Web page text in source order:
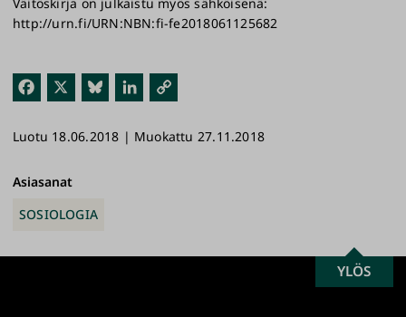
Fac
ok
Blu
y
Link
n
link
http://urn.fi/URN:NBN:fi-fe2018061125682
Luotu 18.06.2018 | Muokattu 27.11.2018
Asiasanat
SOSIOLOGIA
SCROLL
TO
YLÖS